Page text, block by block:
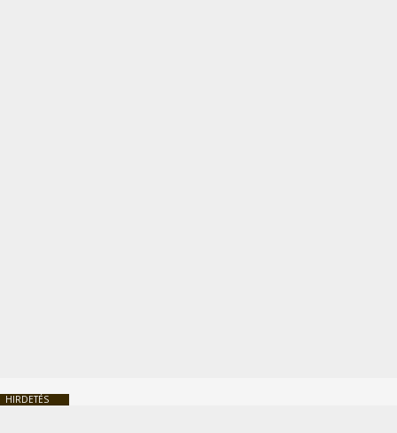
HIRDETÉS